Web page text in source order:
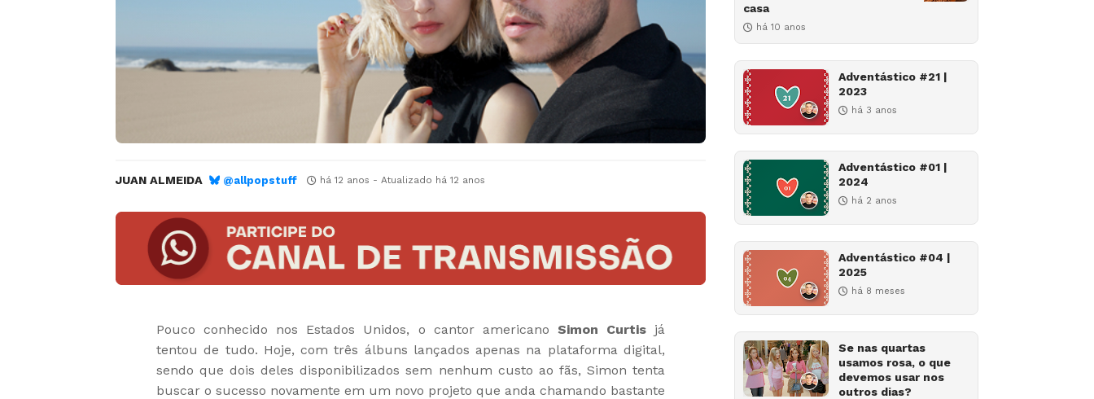
JUAN ALMEIDA @allpopstuff há 12 anos - Atualizado há 12 anos
Pouco conhecido nos Estados Unidos, o cantor americano Simon Curtisjá
tentou de tudo. Hoje, com três álbuns lançados apenas na plataforma digital,
sendo que dois deles disponibilizados sem nenhum custo ao fãs, Simon tenta
buscar o sucesso novamente em um novo projeto que anda chamando bastante
casa
há 10 anos
Adventástico #21 |
2023
há 3 anos
Adventástico #01 |
2024
há 2 anos
Adventástico #04 |
2025
há 8 meses
Se nas quartas
usamos rosa, o que
devemos usar nos
outros dias?